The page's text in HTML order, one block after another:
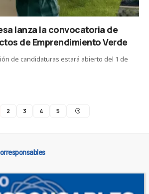
lanza la convocatoria de
de Emprendimiento Verde
de candidaturas estará abierto del 1 de
2 3 4 5